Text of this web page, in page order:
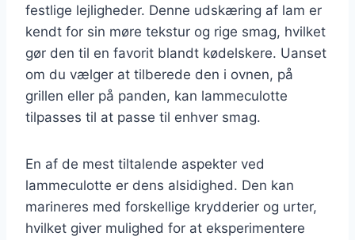
festlige lejligheder. Denne udskæring af lam er
kendt for sin møre tekstur og rige smag, hvilket
gør den til en favorit blandt kødelskere. Uanset
om du vælger at tilberede den i ovnen, på
grillen eller på panden, kan lammeculotte
tilpasses til at passe til enhver smag.
En af de mest tiltalende aspekter ved
lammeculotte er dens alsidighed. Den kan
marineres med forskellige krydderier og urter,
hvilket giver mulighed for at eksperimentere